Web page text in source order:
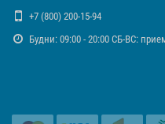
+7 (800) 200-15-94
Будни: 09:00 - 20:00 СБ-ВС: